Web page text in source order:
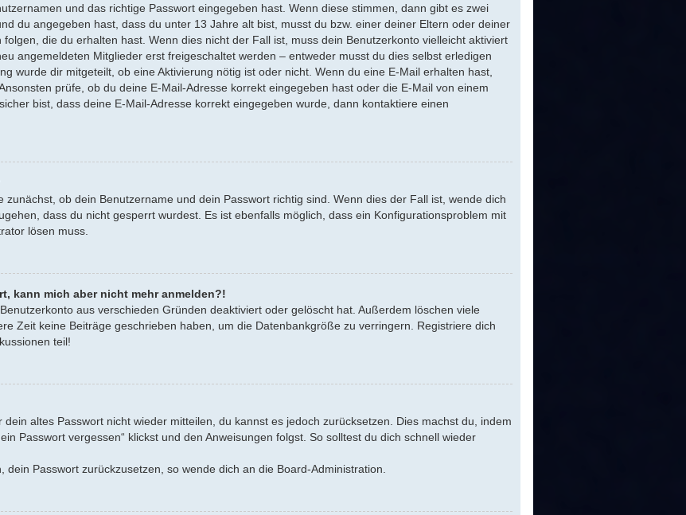
und das richtige Passwort eingegeben hast. Wenn diese stimmen, dann gibt es zwei
du angegeben hast, dass du unter 13 Jahre alt bist, musst du bzw. einer deiner Eltern oder deiner
die du erhalten hast. Wenn dies nicht der Fall ist, muss dein Benutzerkonto vielleicht aktiviert
angemeldeten Mitglieder erst freigeschaltet werden – entweder musst du dies selbst erledigen
wurde dir mitgeteilt, ob eine Aktivierung nötig ist oder nicht. Wenn du eine E-Mail erhalten hast,
prüfe, ob du deine E-Mail-Adresse korrekt eingegeben hast oder die E-Mail von einem
bist, dass deine E-Mail-Adresse korrekt eingegeben wurde, dann kontaktiere einen
zunächst, ob dein Benutzername und dein Passwort richtig sind. Wenn dies der Fall ist, wende dich
dass du nicht gesperrt wurdest. Es ist ebenfalls möglich, dass ein Konfigurationsproblem mit
lösen muss.
kann mich aber nicht mehr anmelden?!
aus verschieden Gründen deaktiviert oder gelöscht hat. Außerdem löschen viele
Zeit keine Beiträge geschrieben haben, um die Datenbankgröße zu verringern. Registriere dich
teil!
altes Passwort nicht wieder mitteilen, du kannst es jedoch zurücksetzen. Dies machst du, indem
Passwort vergessen“ klickst und den Anweisungen folgst. So solltest du dich schnell wieder
Passwort zurückzusetzen, so wende dich an die Board-Administration.